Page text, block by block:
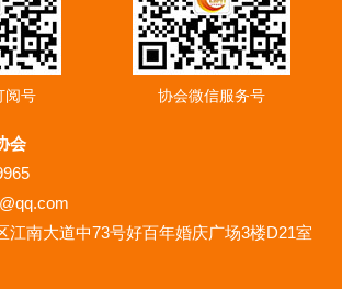
阅号 协会微信服务号
会
江南大道中73号好百年婚庆广场3楼D21室